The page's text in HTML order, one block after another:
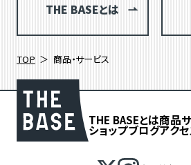
THE BASEとは
TOP 商品・サービス
THE BASEとは商品
ショップブログアク